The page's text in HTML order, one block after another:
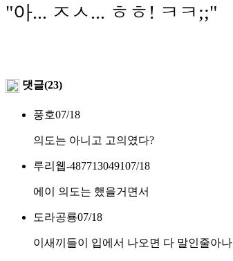
"아... ㅈㅅ... ㅎㅎ! ㅋㅋ;;"
댓글(23)
풍호07/18
의도는 아니고 고의였다?
루리웹-487713049107/18
에이 의도는 했을거면서
도라공룡07/18
이새끼들이 입에서 나오면 다 말인줄아나